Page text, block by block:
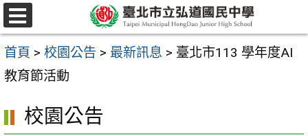
跳
至
主
要
容
選
單
首頁 > 校園公告 > 最新訊息 > 臺北市113 學年度AI
教育節活動
校園公告